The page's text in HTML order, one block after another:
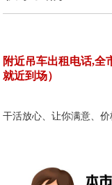
附近吊车出租电话,全
就近到场）
干活放心、让你满意、